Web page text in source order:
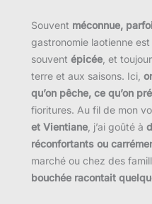
Souvent méconnue,
gastronomie laotienne est
souvent épicée , et
terre et aux saisons. Ici,
qu’on pêche, ce qu’on
fioritures. Au fil de mon
et Vientiane , j’ai goûté à
réconfortants ou
marché ou chez des
bouchée racontait